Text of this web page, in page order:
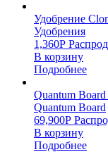
Удобрение
Удобрения
1,360Р
В корзину
Подробнее
Quantum
Quantum Board
69,900Р
В корзину
Подробнее